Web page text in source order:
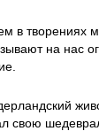
в творениях
на нас
свою